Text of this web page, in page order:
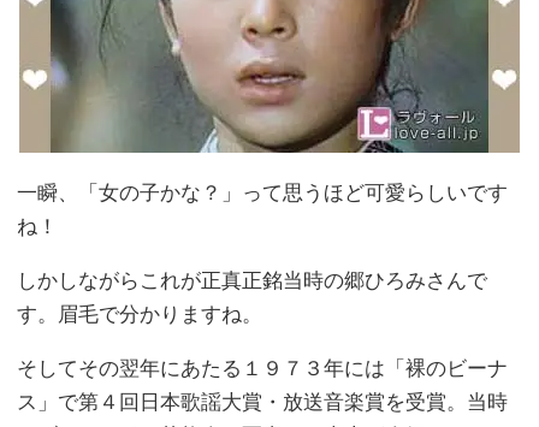
一瞬、「女の子かな？」って思うほど可愛らしいです
ね！
しかしながらこれが正真正銘当時の郷ひろみさんで
す。眉毛で分かりますね。
そしてその翌年にあたる１９７３年には「裸のビーナ
ス」で第４回日本歌謡大賞・放送音楽賞を受賞。当時